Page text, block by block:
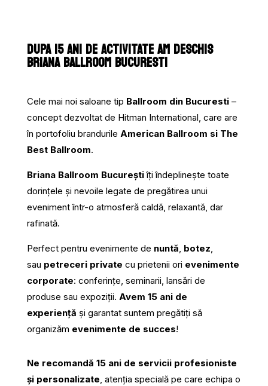
DUPA 15 ANI DE ACTIVITATE AM DESCHIS
BRIANA BALLROOM BUCURESTI
Cele mai noi saloane tip Ballroom din Bucuresti –
concept dezvoltat de Hitman International, care are
în portofoliu brandurile American Ballroom si The
Best Ballroom.
Briana Ballroom București îţi îndeplineşte toate
dorinţele şi nevoile legate de pregătirea unui
eveniment într-o atmosferă caldă, relaxantă, dar
rafinată.
Perfect pentru evenimente de nuntă, botez,
sau petreceri private cu prietenii ori evenimente
corporate: conferinţe, seminarii, lansări de
produse sau expoziţii. Avem 15 ani de
experiență și garantat suntem pregătiți să
organizăm evenimente de succes!
Ne recomandă 15 ani de servicii profesioniste
și personalizate, atenția specială pe care echipa o